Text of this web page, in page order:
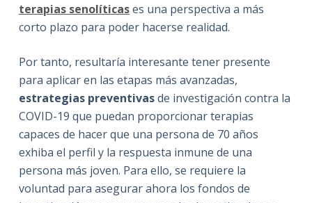
terapias senolíticases una perspectiva a más
corto plazo para poder hacerse realidad.
Por tanto, resultaría interesante tener presente
para aplicar en las etapas más avanzadas,
estrategias preventivasde investigación contra la
COVID-19 que puedan proporcionar terapias
capaces de hacer que una persona de 70 años
exhiba el perfil y la respuesta inmune de una
persona más joven. Para ello, se requiere la
voluntad para asegurar ahora los fondos de